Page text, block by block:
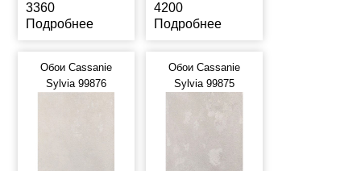
3360
Подробнее
4200
Подробнее
Обои Cassanie
Sylvia 99876
Обои Cassanie
Sylvia 99875